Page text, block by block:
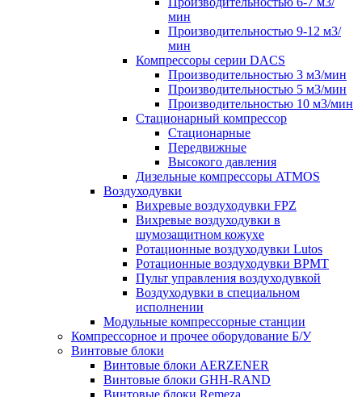
мин
Производительностью 9-12 м3/
мин
Компрессоры серии DACS
Производительностью 3 м3/мин
Производительностью 5 м3/мин
Производительностью 10 м3/мин
Стационарный компрессор
Стационарные
Передвижные
Высокого давления
Дизельные компрессоры ATMOS
Воздуходувки
Вихревые воздуходувки FPZ
Вихревые воздуходувки в
шумозащитном кожухе
Ротационные воздуходувки Lutos
Ротационные воздуходувки ВРМТ
Пульт управления воздуходувкой
Воздуходувки в специальном
исполнении
Модульные компрессорные станции
Компрессорное и прочее оборудование Б/У
Винтовые блоки
Винтовые блоки AERZENER
Винтовые блоки GHH-RAND
Винтовые блоки Remeza